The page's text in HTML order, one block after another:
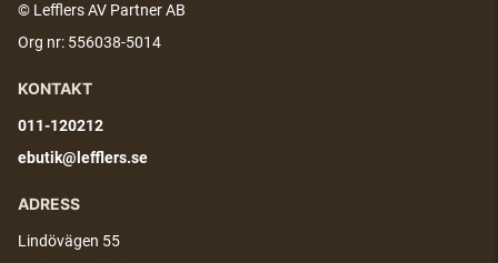
© Lefflers AV Partner AB
Org nr: 556038-5014
KONTAKT
011-120212
ebutik@lefflers.se
ADRESS
Lindövägen 55